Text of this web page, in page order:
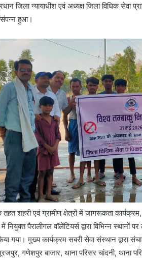
जिला न्यायाधीश एवं अध्यक्ष जिला विधिक सेवा
संपन्न हुआ।
शहरी एवं ग्रामीण क्षेत्रों में जागरूकता
नियुक्त पैरालीगल वॉलेंटियर्स द्वारा विभिन्न स्थानों
गया। मुख्य कार्यक्रम सबरी सेवा संस्थान द्वारा
गणेशपुर बाजार, थाना परिसर चांदनी, थाना